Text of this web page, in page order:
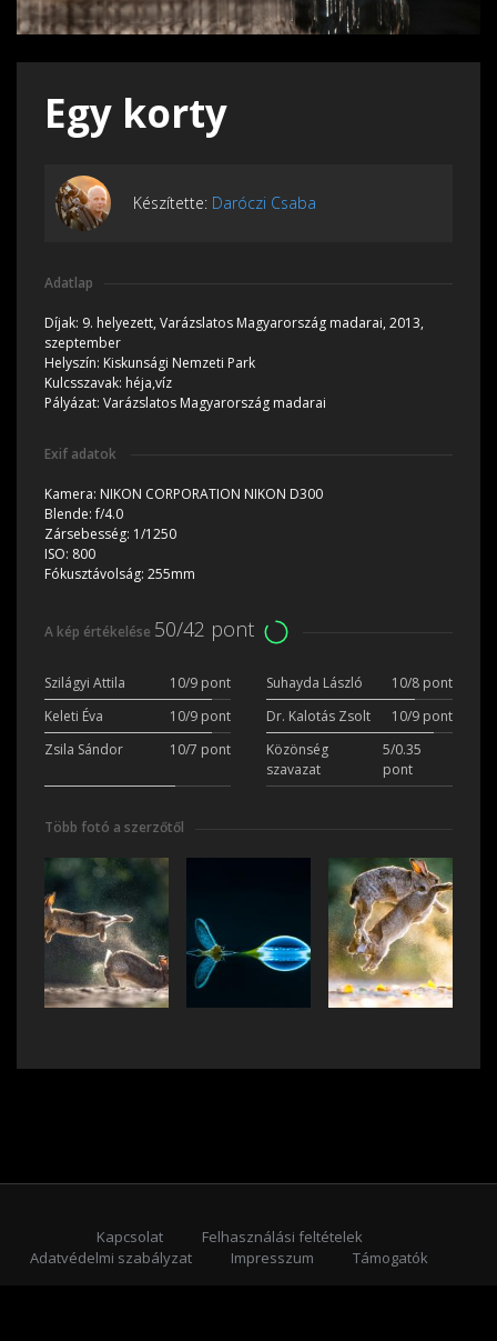
Egy korty
Készítette: Daróczi Csaba
Adatlap
Díjak: 9. helyezett, Varázslatos Magyarország madarai, 2013,
szeptember
Helyszín: Kiskunsági Nemzeti Park
Kulcsszavak: héja,víz
Pályázat: Varázslatos Magyarország madarai
Exif adatok
Kamera: NIKON CORPORATION NIKON D300
Blende:f/4.0
Zársebesség: 1/1250
ISO: 800
Fókusztávolság: 255mm
A kép értékelése 50/42 pont
Szilágyi Attila 10/9 pont Suhayda László
10/8 pont
Keleti Éva
10/9 pont Dr. Kalotás Zsolt
10/9 pont
Zsila Sándor
10/7 pont
Közönség
szavazat
5/0.35
pont
Több fotó a szerzőtől
Kapcsolat
Felhasználási feltételek
Adatvédelmi szabályzat
Impresszum
Támogatók